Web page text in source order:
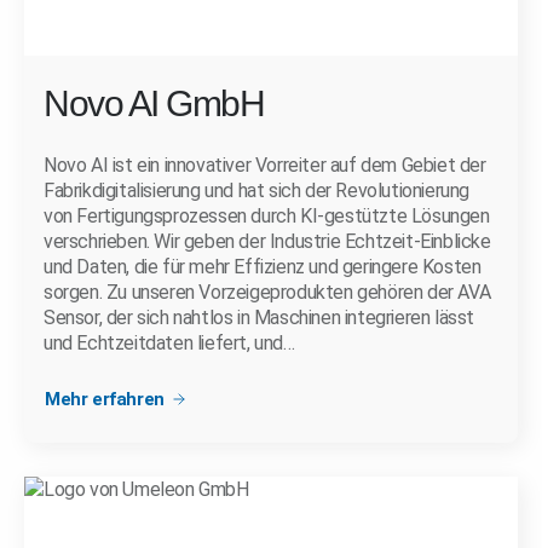
Novo AI GmbH
Novo AI ist ein innovativer Vorreiter auf dem Gebiet der
Fabrikdigitalisierung und hat sich der Revolutionierung
von Fertigungsprozessen durch KI-gestützte Lösungen
verschrieben. Wir geben der Industrie Echtzeit-Einblicke
und Daten, die für mehr Effizienz und geringere Kosten
sorgen. Zu unseren Vorzeigeprodukten gehören der AVA
Sensor, der sich nahtlos in Maschinen integrieren lässt
und Echtzeitdaten liefert, und…
Mehr erfahren